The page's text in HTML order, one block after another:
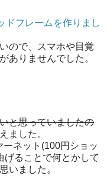
ドフレームを作りまし
ので、スマホや目覚
ありませんでした。
と思っていましたの
ました。
ネット(100円ショッ
げることで何とかして
いました。